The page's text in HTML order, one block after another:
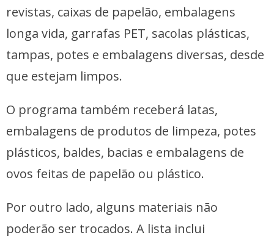
revistas, caixas de papelão, embalagens
longa vida, garrafas PET, sacolas plásticas,
tampas, potes e embalagens diversas, desde
que estejam limpos.
O programa também receberá latas,
embalagens de produtos de limpeza, potes
plásticos, baldes, bacias e embalagens de
ovos feitas de papelão ou plástico.
Por outro lado, alguns materiais não
poderão ser trocados. A lista inclui